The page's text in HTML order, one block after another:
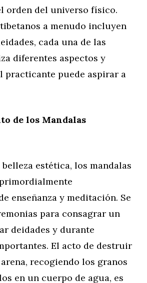
orden del universo físico.
a menudo incluyen
cada una de las
diferentes aspectos y
practicante puede aspirar a
de los Mandalas
estética, los mandalas
enseñanza y meditación. Se
para consagrar un
deidades y durante
El acto de destruir
recogiendo los granos
en un cuerpo de agua, es